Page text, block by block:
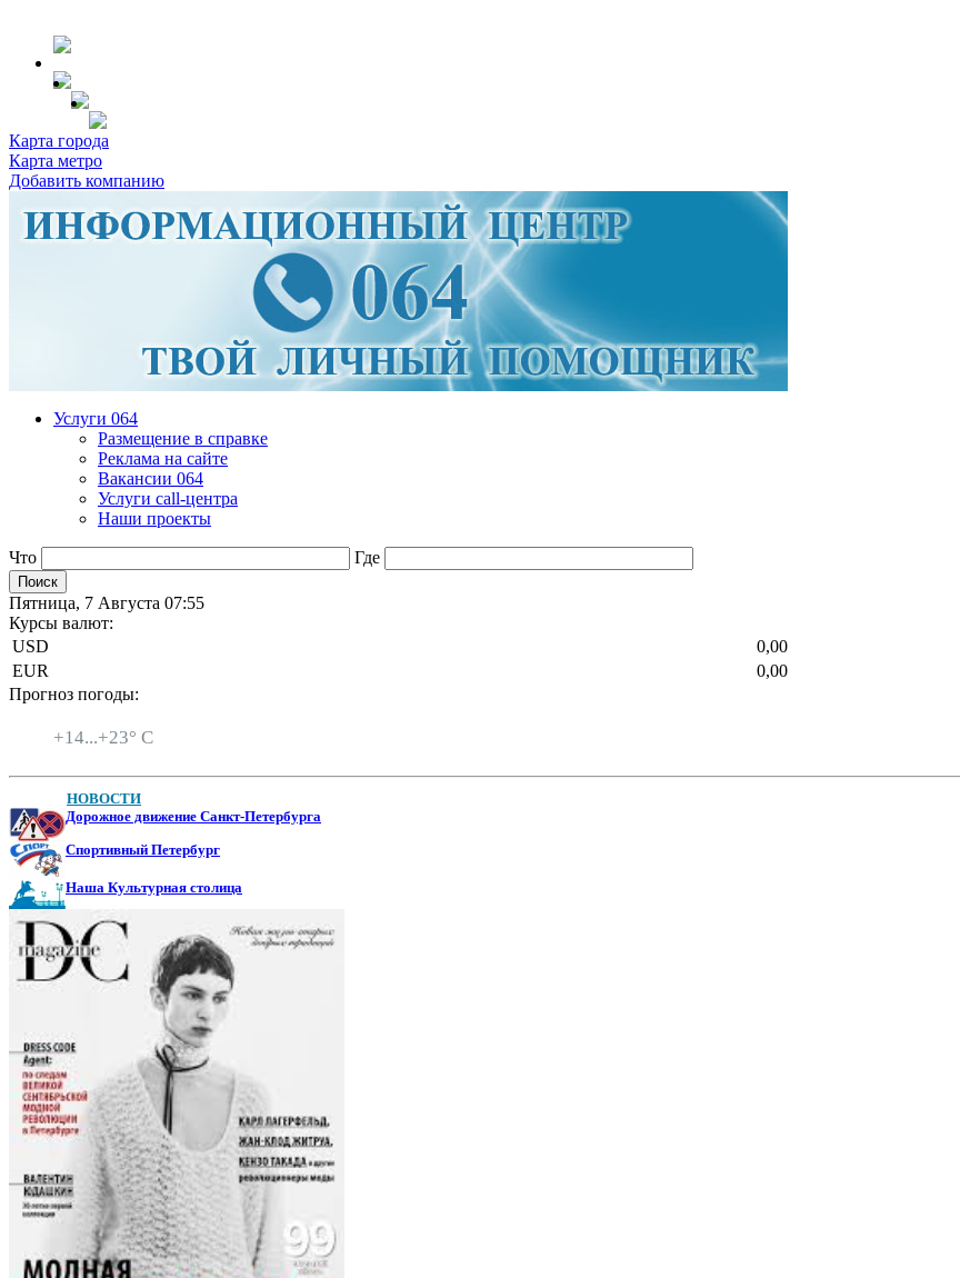
Карта города
Карта метро
Добавить компанию
Услуги 064
Размещение в справке
Реклама на сайте
Вакансии 064
Услуги call-центра
Наши проекты
Что Где
Пятница, 7 Августа 07:55
Курсы валют:
USD
0,00
EUR
0,00
Прогноз погоды:
+14...+23° C
НОВОСТИ
Дорожное движение Санкт-Петербурга
Спортивный Петербург
Наша Культурная столица